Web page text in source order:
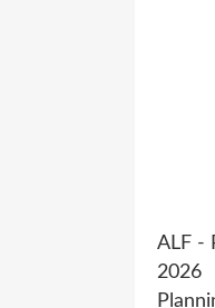
ALF -
2026